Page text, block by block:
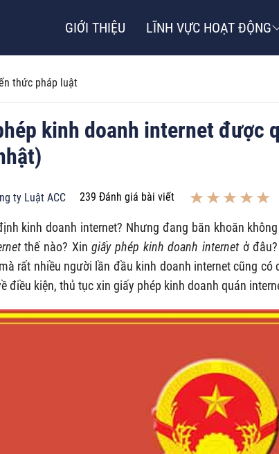
GIỚI THIỆU LĨNH VỰC HOẠT ĐỘNG
thức pháp luật
kinh doanh internet được
ty Luật ACC 239 Đánh giá bài viết
kinh doanh internet? Nhưng đang băn khoăn
thế nào? Xingiấy phép kinh doanh internetở đâu?
rất nhiều người lần đầu kinh doanh internet cũng có
điều kiện, thủ tục xin giấy phép kinh doanh quán